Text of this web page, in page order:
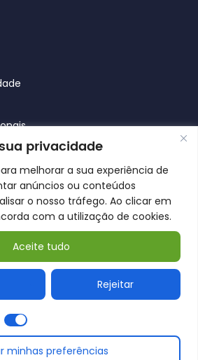
privacidade
melhorar a sua experiência de
anúncios ou conteúdos
o nosso tráfego. Ao clicar em
com a utilização de cookies.
Rejeitar
Aceite tudo
minhas preferências